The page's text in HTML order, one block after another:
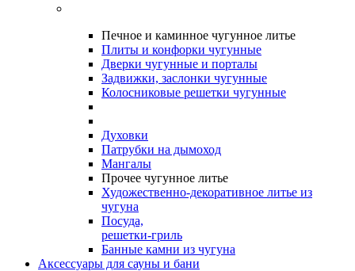
Печное и каминное чугунное литье
Плиты и конфорки чугунные
Дверки чугунные и порталы
Задвижки, заслонки чугунные
Колосниковые решетки чугунные
Духовки
Патрубки на дымоход
Мангалы
Прочее чугунное литье
Художественно-декоративное литье из
чугуна
Посуда,
решетки-гриль
Банные камни из чугуна
Аксессуары для сауны и бани